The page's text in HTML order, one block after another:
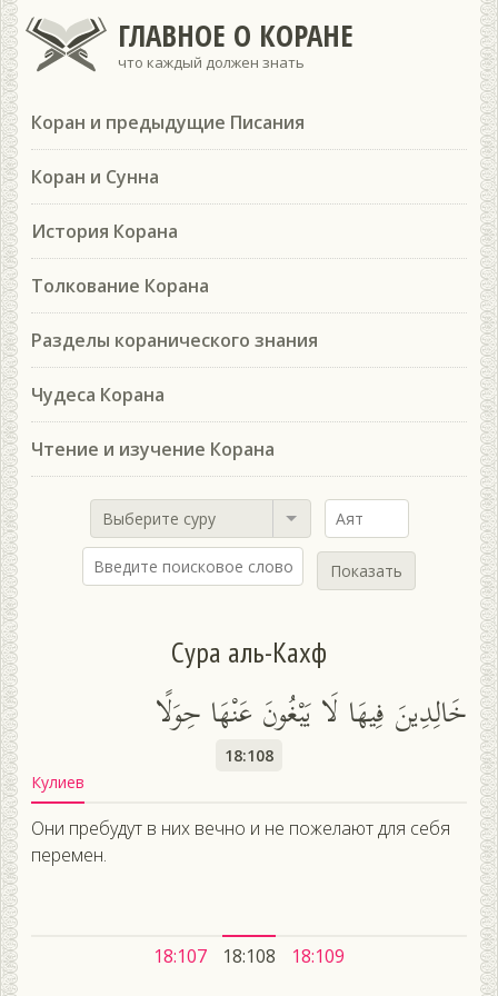
ГЛАВНОЕ О КОРАНЕ
что каждый должен знать
Коран и предыдущие Писания
Коран и Сунна
История Корана
Толкование Корана
Разделы коранического знания
Чудеса Корана
Чтение и изучение Корана
Выберите суру
Показать
Сура аль-Кахф
خَالِدِينَ فِيهَا لَا يَبْغُونَ عَنْهَا حِوَلًا
18:108
Кулиев
Они пребудут в них вечно и не пожелают для себя
перемен.
18:107 18:108 18:109